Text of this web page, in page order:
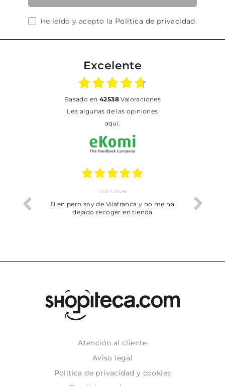
He leído y acepto la Política de privacidad.
Excelente
basado en 42538Valoraciones
Lea algunas de las opiniones
aquí.
trobat
17.07.2026
Bien pero soy de Vilafranca y no me ha
dejado recoger en tienda
Atención al cliente
Aviso legal
Politica de privacidad y cookies